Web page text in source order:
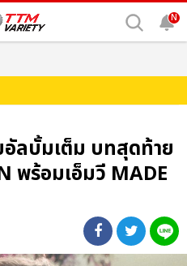
N
ลบั้มเต็ม บทสุดท้าย
พร้อมเอ็มวี MADE